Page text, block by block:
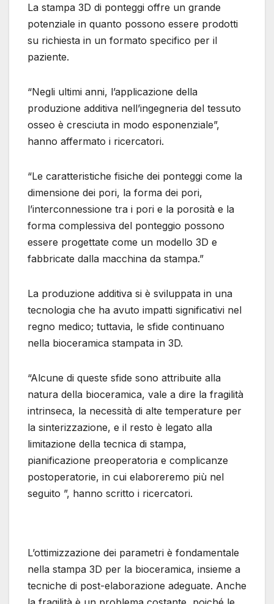
La stampa 3D di ponteggi offre un grande
potenziale in quanto possono essere prodotti
su richiesta in un formato specifico per il
paziente.
“Negli ultimi anni, l’applicazione della
produzione additiva nell’ingegneria del tessuto
osseo è cresciuta in modo esponenziale”,
hanno affermato i ricercatori.
“Le caratteristiche fisiche dei ponteggi come la
dimensione dei pori, la forma dei pori,
l’interconnessione tra i pori e la porosità e la
forma complessiva del ponteggio possono
essere progettate come un modello 3D e
fabbricate dalla macchina da stampa.”
La produzione additiva si è sviluppata in una
tecnologia che ha avuto impatti significativi nel
regno medico; tuttavia, le sfide continuano
nella bioceramica stampata in 3D.
“Alcune di queste sfide sono attribuite alla
natura della bioceramica, vale a dire la fragilità
intrinseca, la necessità di alte temperature per
la sinterizzazione, e il resto è legato alla
limitazione della tecnica di stampa,
pianificazione preoperatoria e complicanze
postoperatorie, in cui elaboreremo più nel
seguito ”, hanno scritto i ricercatori.
L’ottimizzazione dei parametri è fondamentale
nella stampa 3D per la bioceramica, insieme a
tecniche di post-elaborazione adeguate. Anche